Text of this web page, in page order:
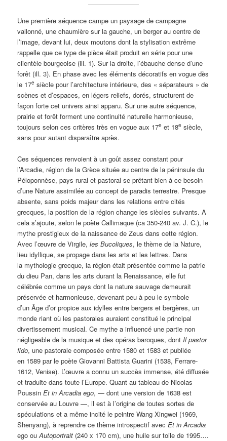
Une première séquence campe un paysage de campagne
vallonné, une chaumière sur la gauche, un berger au centre de
l’image, devant lui, deux moutons dont la stylisation extrême
rappelle que ce type de pièce était produit en série pour une
clientèle bourgeoise (ill. 1). Sur la droite, l’ébauche dense d’une
forêt (ill. 3). En phase avec les éléments décoratifs en vogue dès
le 17e siècle pour l’architecture intérieure, des « séparateurs » de
scènes et d’espaces, en légers reliefs, dorés, structurent de
façon forte cet univers ainsi apparu. Sur une autre séquence,
prairie et forêt forment une continuité naturelle harmonieuse,
toujours selon ces critères très en vogue aux 17e et 18e siècle,
sans pour autant disparaître après.
Ces séquences renvoient à un goût assez constant pour
l’Arcadie, région de la Grèce située au centre de la péninsule du
Péloponnèse, pays rural et pastoral se prêtant bien à ce besoin
d’une Nature assimilée au concept de paradis terrestre. Presque
absente, sans poids majeur dans les relations entre cités
grecques, la position de la région change les siècles suivants. A
cela s’ajoute, selon le poète Callimaque (ca 350-240 av. J. C.), le
mythe prestigieux de la naissance de Zeus dans cette région.
Avec l’œuvre de Virgile,les Bucoliques, le thème de la Nature,
lieu idyllique, se propage dans les arts et les lettres. Dans
la mythologie grecque, la région était présentée comme la patrie
du dieu Pan, dans les arts durant la Renaissance, elle fut
célébrée comme un pays dont la nature sauvage demeurait
préservée et harmonieuse, devenant peu à peu le symbole
d’un Âge d’or propice aux idylles entre bergers et bergères, un
monde riant où les pastorales auraient constitué le principal
divertissement musical. Ce mythe a influencé une partie non
négligeable de la musique et des opéras baroques, dont Il pastor
fido, une pastorale composée entre 1580 et 1583 et publiée
en 1589 par le poète Giovanni Battista Guarini (1538, Ferrare-
1612, Venise). L’œuvre a connu un succès immense, été diffusée
et traduite dans toute l’Europe. Quant au tableau de Nicolas
PoussinEt in Arcadia ego, — dont une version de 1638 est
conservée au Louvre —, il est à l’origine de toutes sortes de
spéculations et a même incité le peintre Wang Xingwei (1969,
Shenyang), à reprendre ce thème introspectif avec Et in Arcadia
ego ouAutoportrait (240 x 170 cm), une huile sur toile de 1995….